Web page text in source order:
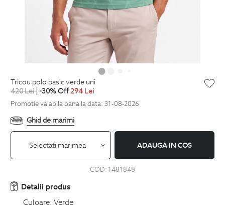
tricou polo basic verde uni
420Lei| -30% Off294 Lei
Promotie valabila pana la data: 31-08-2026
Ghid de marimi
Selectati marimea ADAUGA IN COS
COD: 1481848
Detalii produs
Culoare: Verde